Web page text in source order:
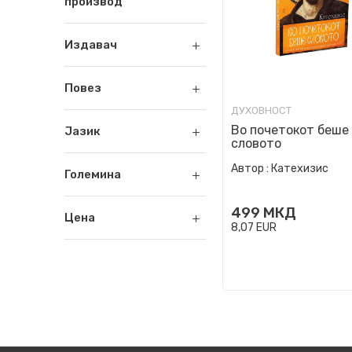
Издавач
Повез
Јазик
Големина
Цена
ДУХОВНОСТ
Во почетокот беше
словото
Автор : Катехизис
499 МКД
8,07 EUR